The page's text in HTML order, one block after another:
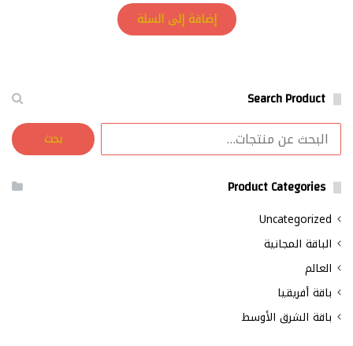
إضافة إلى السلة
Search Product
البحث
بحث
Product Categories
Uncategorized
الباقة المجانية
العالم
باقة أفريقيا
باقة الشرق الأوسط